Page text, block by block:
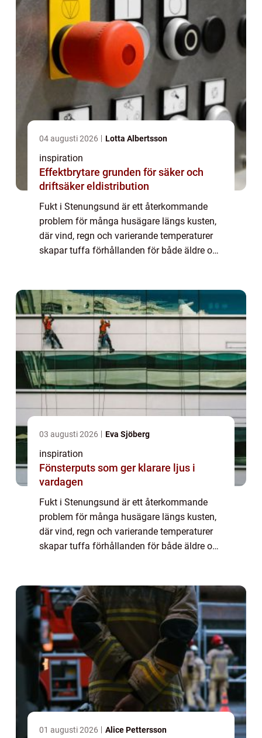
04 augusti 2026 Lotta Albertsson
inspiration
Effektbrytare grunden för säker och
driftsäker eldistribution
Fukt i Stenungsund är ett återkommande
problem för många husägare längs kusten,
där vind, regn och varierande temperaturer
skapar tuffa förhållanden för både äldre och
03 augusti 2026 Eva Sjöberg
inspiration
Fönsterputs som ger klarare ljus i
vardagen
Fukt i Stenungsund är ett återkommande
problem för många husägare längs kusten,
där vind, regn och varierande temperaturer
skapar tuffa förhållanden för både äldre och
01 augusti 2026 Alice Pettersson